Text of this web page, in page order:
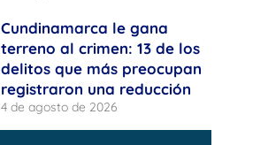
Cundinamarca le gana
terreno al crimen: 13 de los
delitos que más preocupan
registraron una reducción
4 de agosto de 2026